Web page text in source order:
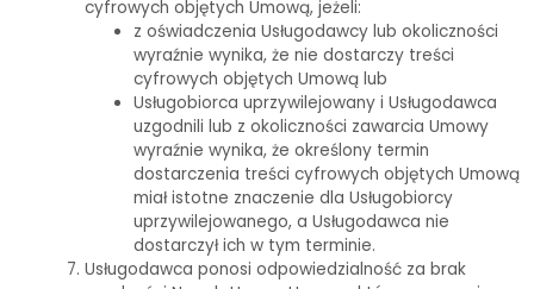
cyfrowych objętych Umową, jeżeli:
z oświadczenia Usługodawcy lub okoliczności
wyraźnie wynika, że nie dostarczy treści
cyfrowych objętych Umową lub
Usługobiorca uprzywilejowany i Usługodawca
uzgodnili lub z okoliczności zawarcia Umowy
wyraźnie wynika, że określony termin
dostarczenia treści cyfrowych objętych Umową
miał istotne znaczenie dla Usługobiorcy
uprzywilejowanego, a Usługodawca nie
dostarczył ich w tym terminie.
Usługodawca ponosi odpowiedzialność za brak